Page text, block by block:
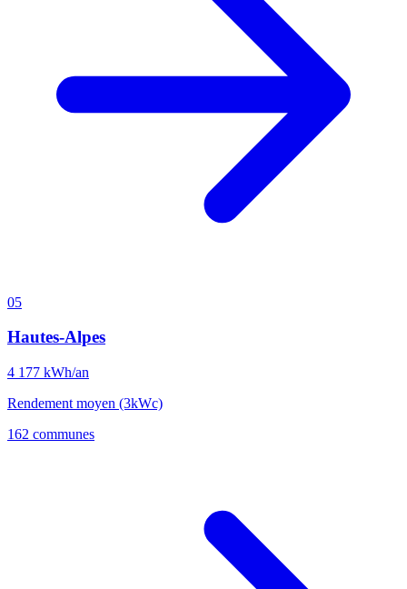
05
Hautes-Alpes
4 177 kWh/an
Rendement moyen (3kWc)
162 communes